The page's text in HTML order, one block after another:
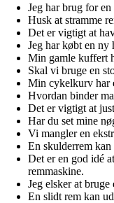
Jeg har brug for
Husk at stramme
Det er vigtigt at
Jeg har købt en ny
Min gamle kuffert
Skal vi bruge en
Min cykelkurv har
Hvordan binder
Det er vigtigt at
Har du set mine
Vi mangler en
En skulderrem
Det er en god idé
remmaskine.
Jeg elsker at
En slidt rem kan